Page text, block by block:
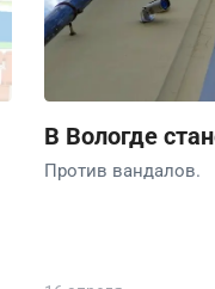
В Вологде
Против вандалов.